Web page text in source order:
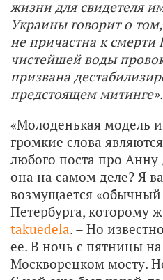
жизни для свидетеля
Украины говорит о
не причастна к
чистейшей воды
призвана
предстоящем митинге».
«Молоденькая модель
громкие слова
любого поста про
она на самом деле? Я
возмущается
Петербурга, которому
takuedela. – Но
ее. В ночь с пятницы
Москворецком мосту.